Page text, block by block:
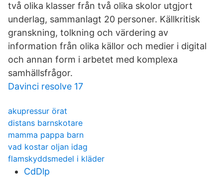
två olika klasser från två olika skolor utgjort
underlag, sammanlagt 20 personer. Källkritisk
granskning, tolkning och värdering av
information från olika källor och medier i digital
och annan form i arbetet med komplexa
samhällsfrågor.
Davinci resolve 17
akupressur örat
distans barnskotare
mamma pappa barn
vad kostar oljan idag
flamskyddsmedel i kläder
CdDlp